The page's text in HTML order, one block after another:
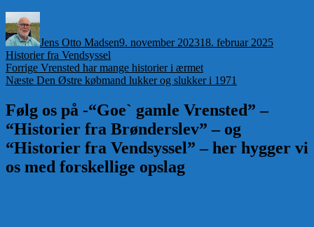
Jens Otto Madsen9. november 202318. februar 2025
Historier fra Vendsyssel
Indlægsnavigation
Forrige Forrige
indlæg:
Vrensted har mange historier i ærmet
Næste Næste
Den Østre købmand lukker og slukker i 1971
Følg os på -“Goe` gamle Vrensted” –
“Historier fra Brønderslev” – og
“Historier fra Vendsyssel” – her hygger vi
os med forskellige opslag